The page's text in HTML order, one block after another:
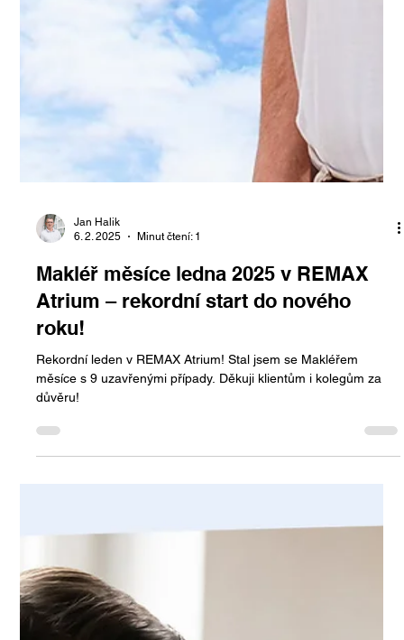
6. 2. 2025
Minut čtení: 1
Makléř měsíce ledna 2025 v REMAX
Atrium – rekordní start do nového
roku!
Rekordní leden v REMAX Atrium! Stal jsem se Makléřem
důvěru!